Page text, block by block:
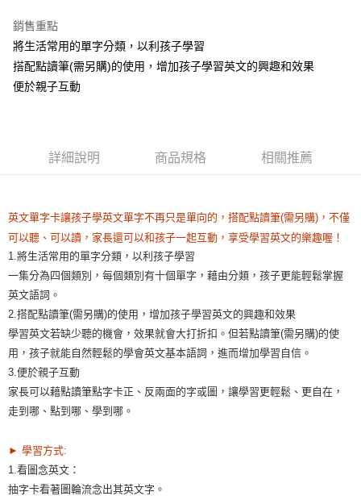
Google Pay
ATM付款
每筆NT$60，滿NT$1,500(含以上)免運費
宅配滿額1500免運
每筆NT$100，滿NT$1,500(含以上)免運費
離島需選此配送方式
每筆NT$300，滿NT$1,500(含以上)免運費
銷售重點
將生活常用的單字分類，以利孩子學習
搭配點讀筆(需另購)的使用，增加孩子學習英文的興趣和效果
便於親子互動
詳細說明 商品規格 相關推薦
英文單字卡讓孩子學英文單字不再只是單向的，搭配點讀筆(需另購)，不僅
可以聽、可以讀，家長還可以和孩子一起互動，享受學習英文的樂趣喔！
1.將生活常用的單字分類，以利孩子學習
一集分為四個類別，每個類別有十個單字，藉由分類，孩子更能輕鬆掌握
英文語詞。
2.搭配點讀筆(需另購)的使用，增加孩子學習英文的興趣和效果
學習英文若缺少聽的機會，效果就會大打折扣。但若點讀筆(需另購)的使
用，孩子就能自然輕鬆的學會英文基本語詞，進而增加學習自信。
3.便於親子互動
家長可以藉點讀筆點字卡正、反兩面的字或圖，讓學習更輕鬆、更自在，
走到哪、點到哪、學到哪。
► 學習方式:
1.看圖念英文：
抽字卡看著圖輪流念出其英文字。